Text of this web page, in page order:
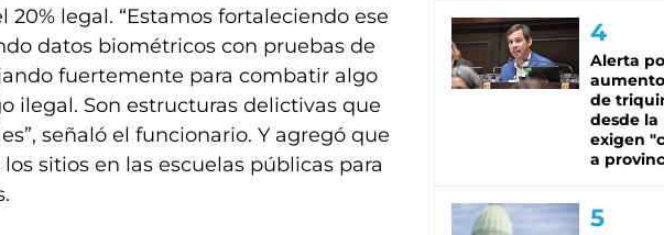
20% legal. “Estamos fortaleciendo ese
datos biométricos con pruebas de
fuertemente para combatir algo
ilegal. Son estructuras delictivas que
señaló el funcionario. Y agregó que
sitios en las escuelas públicas para
Alerta
de
desde la
exigen
a